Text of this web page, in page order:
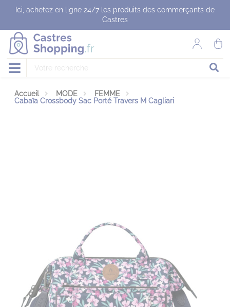
Ici, achetez en ligne 24/7 les produits des commerçants de
Castres
Accueil MODE
FEMME
Cabaïa Crossbody Sac Porté Travers M Cagliari
Panneau de gestion des cookies